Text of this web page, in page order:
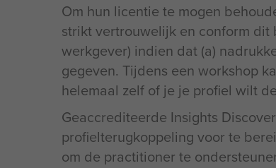
Om hun licentie te mogen
strikt vertrouwelijk en conform
werkgever) indien dat (a)
gegeven. Tijdens een workshop
helemaal zelf of je je profiel wilt
Geaccrediteerde Insights
profielterugkoppeling voor te
om de practitioner te